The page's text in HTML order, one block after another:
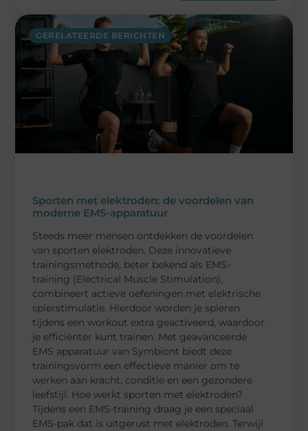
GERELATEERDE BERICHTEN
Sporten met elektroden: de voordelen van
moderne EMS-apparatuur
Steeds meer mensen ontdekken de voordelen
van sporten elektroden. Deze innovatieve
trainingsmethode, beter bekend als EMS-
training (Electrical Muscle Stimulation),
combineert actieve oefeningen met elektrische
spierstimulatie. Hierdoor worden je spieren
tijdens een workout extra geactiveerd, waardoor
je efficiënter kunt trainen. Met geavanceerde
EMS apparatuur van Symbiont biedt deze
trainingsvorm een effectieve manier om te
werken aan kracht, conditie en een gezondere
leefstijl. Hoe werkt sporten met elektroden?
Tijdens een EMS-training draag je een speciaal
EMS-pak dat is uitgerust met elektroden. Terwijl